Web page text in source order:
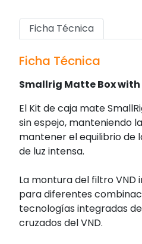
Ficha Técnica
Ficha Técnica
Smallrig Matte Box with
El Kit de caja mate
sin espejo, manteniendo
mantener el equilibrio de
de luz intensa.
La montura del filtro
para diferentes
tecnologías integradas
cruzados del VND.